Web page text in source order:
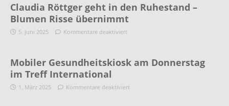
Claudia Röttger geht in den Ruhestand –
Blumen Risse übernimmt
5. Juni 2025 Kommentare deaktiviert
Mobiler Gesundheitskiosk am Donnerstag
im Treff International
1. März 2025 Kommentare deaktiviert